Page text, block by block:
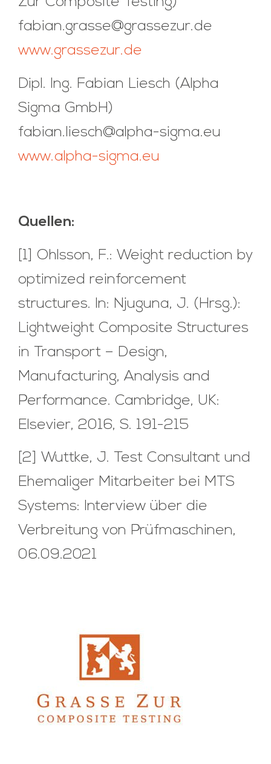
fabian.grasse@grassezur.de
www.grassezur.de
Dipl. Ing. Fabian Liesch (Alpha
Sigma GmbH)
fabian.liesch@alpha-sigma.eu
www.alpha-sigma.eu
Quellen:
[1] Ohlsson, F.: Weight reduction by
optimized reinforcement
structures. In: Njuguna, J. (Hrsg.):
Lightweight Composite Structures
in Transport – Design,
Manufacturing, Analysis and
Performance. Cambridge, UK:
Elsevier, 2016, S. 191-215
[2] Wuttke, J. Test Consultant und
Ehemaliger Mitarbeiter bei MTS
Systems: Interview über die
Verbreitung von Prüfmaschinen,
06.09.2021